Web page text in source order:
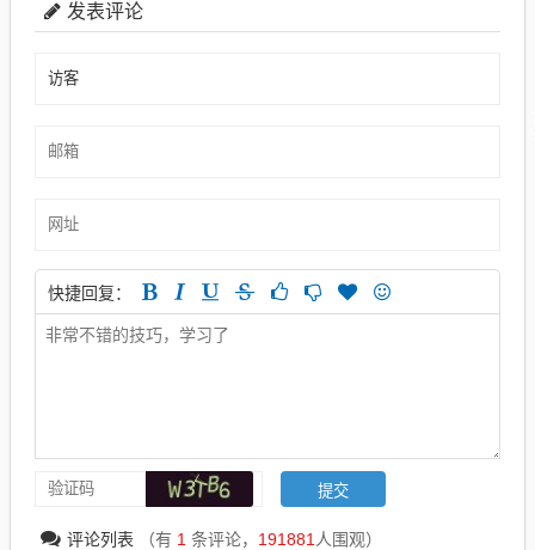
发表评论
快捷回复：
评论列表 （有 1 条评论， 191881 人围观）